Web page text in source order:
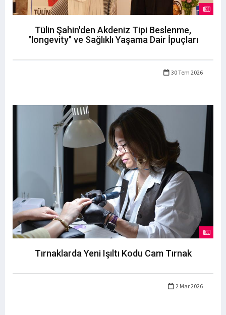
Tülin Şahin'den Akdeniz Tipi Beslenme,
"longevity" ve Sağlıklı Yaşama Dair İpuçları
30 Tem 2026
Tırnaklarda Yeni Işıltı Kodu Cam Tırnak
2 Mar 2026